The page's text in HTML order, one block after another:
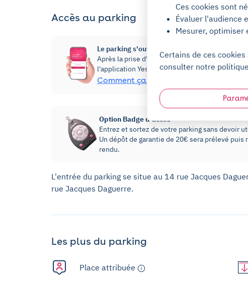
Accès au parking
Le parking s'ouvre via l'application Yespark !
Après la prise d'abonnement, vous pourrez
l'application Yespark, dans la rubrique «
Comment ça marche ?
Option Badge d'accès
Entrez et sortez de votre parking sans devoir
Un dépôt de garantie de 20€ sera prélevé
rendu.
L'entrée du parking se situe au 14 rue Jacques
rue Jacques Daguerre.
Les plus du parking
Place attribuée
Ces cookies sont
Évaluer l'audience
Mesurer, optimiser
Certains de ces
consulter notre